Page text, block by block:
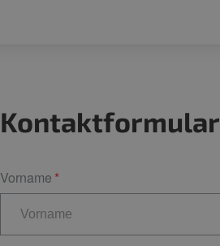
Kontaktformular
Vorname